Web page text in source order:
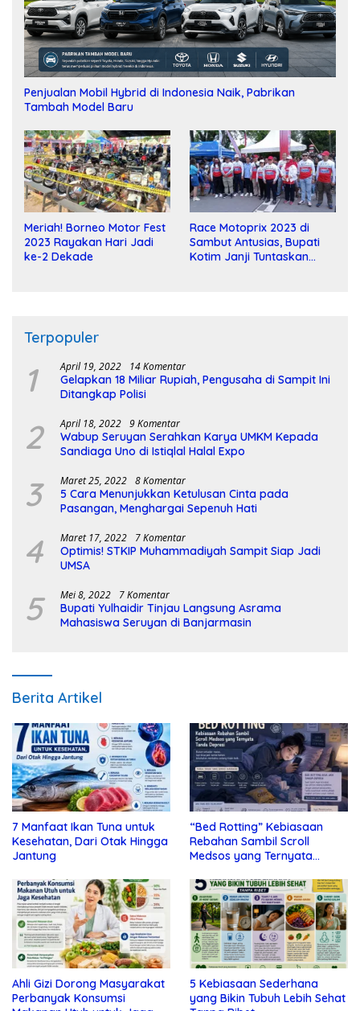
Penjualan Mobil Hybrid di Indonesia Naik, Pabrikan
Tambah Model Baru
Meriah! Borneo Motor Fest
2023 Rayakan Hari Jadi
ke-2 Dekade
Race Motoprix 2023 di
Sambut Antusias, Bupati
Kotim Janji Tuntaskan
Terpopuler
1 April 19, 2022 14 Komentar
Gelapkan 18 Miliar Rupiah, Pengusaha di Sampit Ini
Ditangkap Polisi
2 April 18, 2022 9 Komentar
Wabup Seruyan Serahkan Karya UMKM Kepada
Sandiaga Uno di Istiqlal Halal Expo
3 Maret 25, 2022 8 Komentar
5 Cara Menunjukkan Ketulusan Cinta pada
Pasangan, Menghargai Sepenuh Hati
4 Maret 17, 2022 7 Komentar
Optimis! STKIP Muhammadiyah Sampit Siap Jadi
UMSA
5 Mei 8, 2022 7 Komentar
Bupati Yulhaidir Tinjau Langsung Asrama
Mahasiswa Seruyan di Banjarmasin
Berita Artikel
7 Manfaat Ikan Tuna untuk
Kesehatan, Dari Otak Hingga
Jantung
“Bed Rotting” Kebiasaan
Rebahan Sambil Scroll
Medsos yang Ternyata
Ahli Gizi Dorong Masyarakat
Perbanyak Konsumsi
5 Kebiasaan Sederhana
yang Bikin Tubuh Lebih Sehat